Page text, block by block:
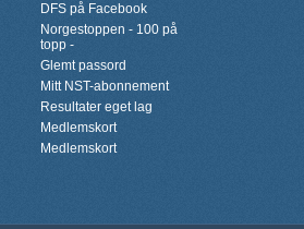
DFS på Facebook
Norgestoppen - 100 på
topp -
Glemt passord
Mitt NST-abonnement
Resultater eget lag
Medlemskort
Medlemskort